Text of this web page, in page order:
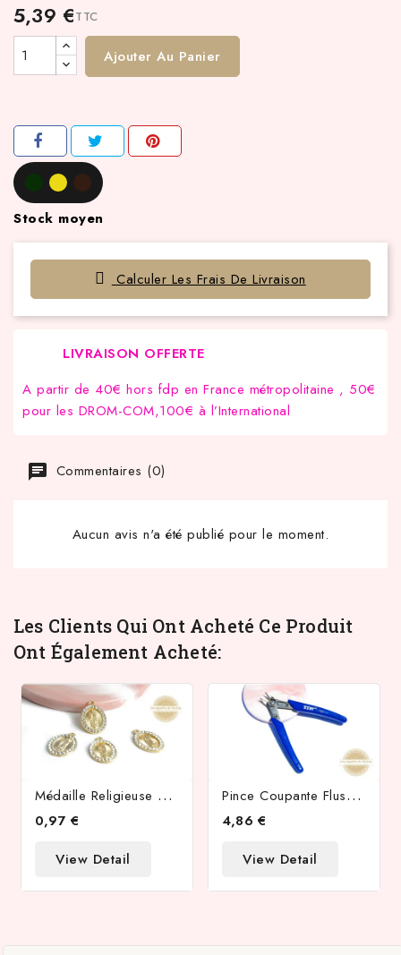
5,39 €TTC
Ajouter Au Panier
Stock moyen
Calculer Les Frais De Livraison
LIVRAISON OFFERTE
A partir de 40€ hors fdp en France métropolitaine , 50€
pour les DROM-COM,100€ à l’International
Commentaires (0)
Aucun avis n'a été publié pour le moment.
Les Clients Qui Ont Acheté Ce Produit
Ont Également Acheté:
M
Édaille Religieuse Sainte Vierge Ou Madone Avec Strass
0,97 €
View Detail
P
Ince Coupante Flush Cutter En Acier Inoxydable
4,86 €
View Detail